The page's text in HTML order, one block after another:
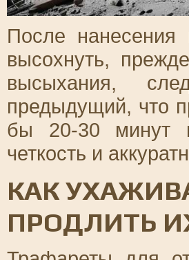
После
высохнуть,
высыхания,
предыдущий, что
бы 20-30 минут
четкость и
КАК
ПРОДЛИТЬ